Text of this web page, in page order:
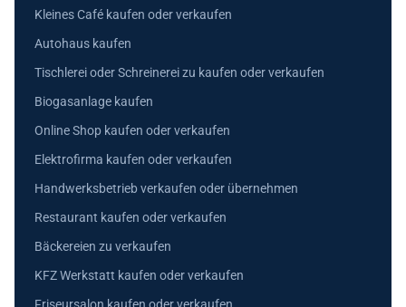
Kleines Café kaufen oder verkaufen
Autohaus kaufen
Tischlerei oder Schreinerei zu kaufen oder verkaufen
Biogasanlage kaufen
Online Shop kaufen oder verkaufen
Elektrofirma kaufen oder verkaufen
Handwerksbetrieb verkaufen oder übernehmen
Restaurant kaufen oder verkaufen
Bäckereien zu verkaufen
KFZ Werkstatt kaufen oder verkaufen